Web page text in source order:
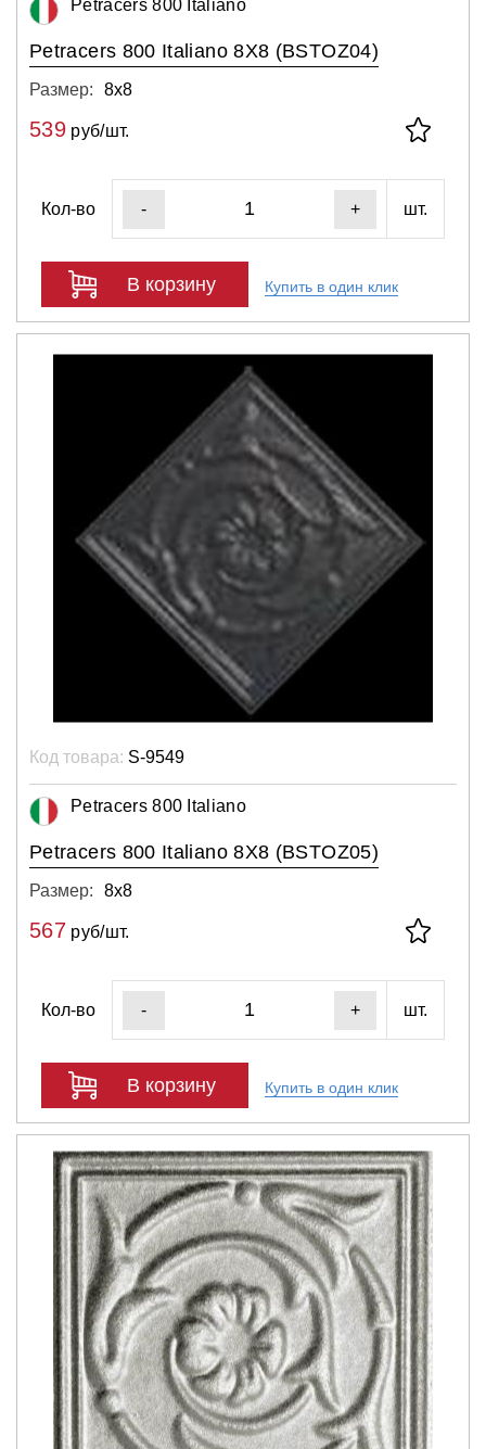
Petracers 800 Italiano
Petracers 800 Italiano 8X8 (BSTOZ04)
Размер: 8х8
539руб/шт.
Кол-во - + шт.
В корзину Купить в один клик
Код товара: S-9549
Petracers 800 Italiano
Petracers 800 Italiano 8X8 (BSTOZ05)
Размер: 8х8
567 руб/шт.
Кол-во - + шт.
В корзину Купить в один клик